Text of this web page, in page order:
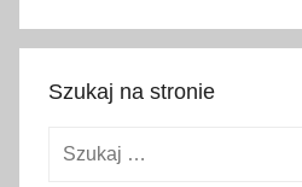
0
lSzukaj na stronie
Szukaj: